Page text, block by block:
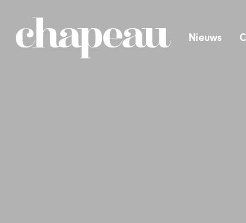
Nieuws